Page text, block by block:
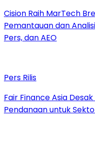
Cision Raih MarTech
Pemantauan dan
Pers, dan AEO
Pers Rilis
Fair Finance Asia
Pendanaan untuk